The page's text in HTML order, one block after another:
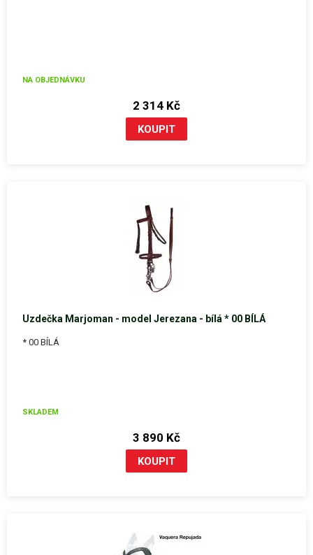
NA OBJEDNÁVKU
2 314 Kč
Uzdečka Marjoman - model Jerezana - bílá * 00 BÍLÁ
* 00 BÍLÁ
SKLADEM
3 890 Kč